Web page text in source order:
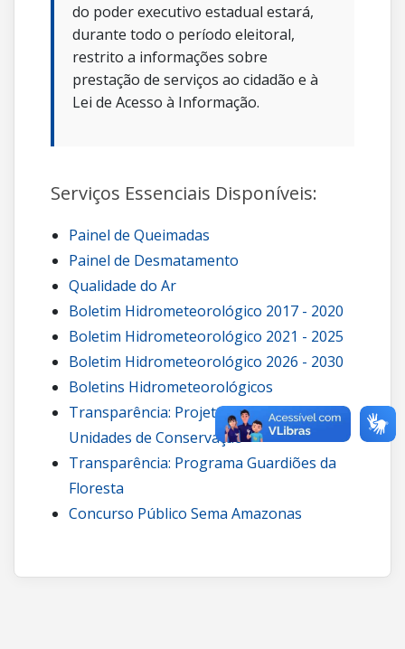
do poder executivo estadual estará,
durante todo o período eleitoral,
restrito a informações sobre
prestação de serviços ao cidadão e à
Lei de Acesso à Informação.
Serviços Essenciais Disponíveis:
Painel de Queimadas
Painel de Desmatamento
Qualidade do Ar
Boletim Hidrometeorológico 2017 - 2020
Boletim Hidrometeorológico 2021 - 2025
Boletim Hidrometeorológico 2026 - 2030
Boletins Hidrometeorológicos
Transparência: Projetos de carbono em
Unidades de Conservação
Transparência: Programa Guardiões da
Floresta
Concurso Público Sema Amazonas